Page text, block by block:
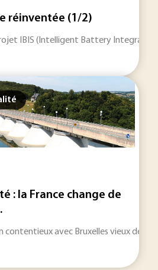
réinventée (1/2)
IBIS (Intelligent Battery
: la France change de
contentieux avec Bruxelles vieux de